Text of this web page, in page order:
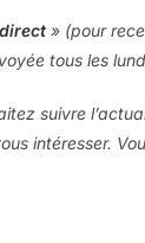
» (pour
tous les
suivre
intéresser.